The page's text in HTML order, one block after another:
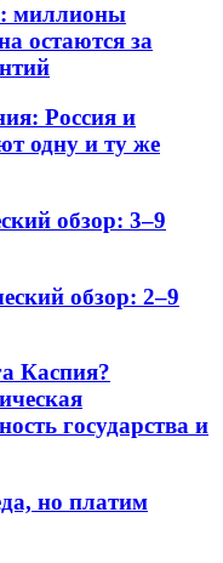
миллионы
остаются за
Россия и
одну и ту же
обзор: 3–9
обзор: 2–9
Каспия?
государства и
но платим